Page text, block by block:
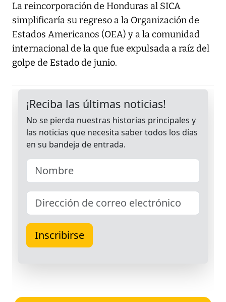
La reincorporación de Honduras al SICA
simplificaría su regreso a la Organización de
Estados Americanos (OEA) y a la comunidad
internacional de la que fue expulsada a raíz del
golpe de Estado de junio.